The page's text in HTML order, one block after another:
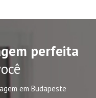
perfeita
em Budapeste